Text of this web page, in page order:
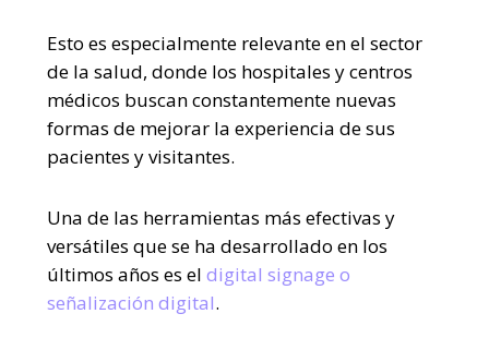
Esto es especialmente relevante en el sector
de la salud, donde los hospitales y centros
médicos buscan constantemente nuevas
formas de mejorar la experiencia de sus
pacientes y visitantes.
Una de las herramientas más efectivas y
versátiles que se ha desarrollado en los
últimos años es el digital signage o
señalización digital.